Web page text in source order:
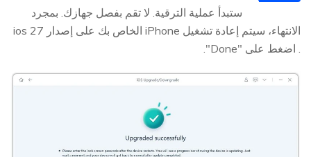
ستبدأ عملية الترقية. لا تقم بفصل جهازك. بمجرد
الانتهاء، سيتم إعادة تشغيل iPhone الخاص بك على إصدار ios 27
. اضغط على "Done".